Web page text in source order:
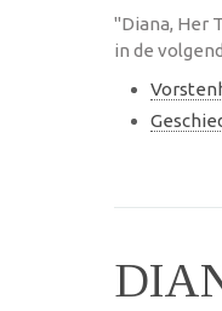
"Diana, Her
in de